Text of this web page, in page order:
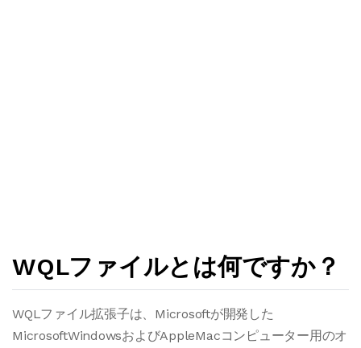
WQLファイルとは何ですか？
WQLファイル拡張子は、Microsoftが開発した
MicrosoftWindowsおよびAppleMacコンピューター用のオ